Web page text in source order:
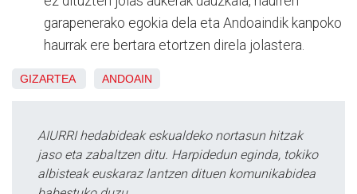
garapenerako egokia dela eta Andoaindik kanpoko
haurrak ere bertara etortzen direla jolastera.
GIZARTEA ANDOAIN
AIURRI hedabideak eskualdeko nortasun hitzak
jaso eta zabaltzen ditu. Harpidedun eginda, tokiko
albisteak euskaraz lantzen dituen komunikabidea